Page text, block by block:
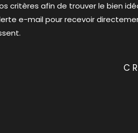
critères afin de trouver le bien
e-mail pour recevoir